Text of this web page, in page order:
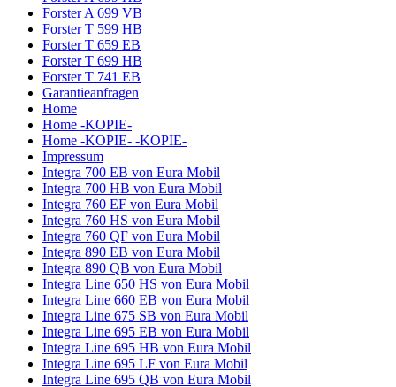
Forster A 699 VB
Forster T 599 HB
Forster T 659 EB
Forster T 699 HB
Forster T 741 EB
Garantieanfragen
Home
Home -KOPIE-
Home -KOPIE- -KOPIE-
Impressum
Integra 700 EB von Eura Mobil
Integra 700 HB von Eura Mobil
Integra 760 EF von Eura Mobil
Integra 760 HS von Eura Mobil
Integra 760 QF von Eura Mobil
Integra 890 EB von Eura Mobil
Integra 890 QB von Eura Mobil
Integra Line 650 HS von Eura Mobil
Integra Line 660 EB von Eura Mobil
Integra Line 675 SB von Eura Mobil
Integra Line 695 EB von Eura Mobil
Integra Line 695 HB von Eura Mobil
Integra Line 695 LF von Eura Mobil
Integra Line 695 QB von Eura Mobil